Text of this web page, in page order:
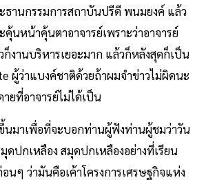
านกรรมการสถาบันปรีดี พนมยงค์ แล้ว
นหน้าคุ้นตาอาจารย์เพราะว่าอาจารย์
ก็งานบริหารเยอะมาก แล้วก็หลังสุดก็เป็น
ผู้ว่าแบงค์ชาติด้วยถ้าผมจำข่าวไม่ผิดนะ
ายที่อาจารย์ไม่ได้เป็น
นมาเพื่อที่จะบอกท่านผู้ฟังท่านผู้ชมว่าวัน
ดปกเหลือง สมุดปกเหลืองอย่างที่เรียน
นๆ ว่ามันคือเค้าโครงการเศรษฐกิจแห่ง